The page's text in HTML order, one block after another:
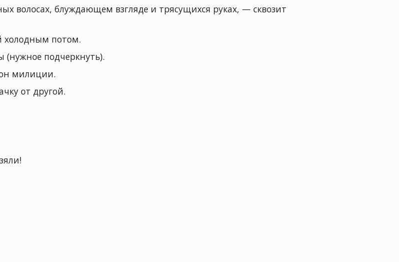
волосах, блуждающем взгляде и трясущихся руках, — сквозит
холодным потом.
(нужное подчеркнуть).
милиции.
от другой.